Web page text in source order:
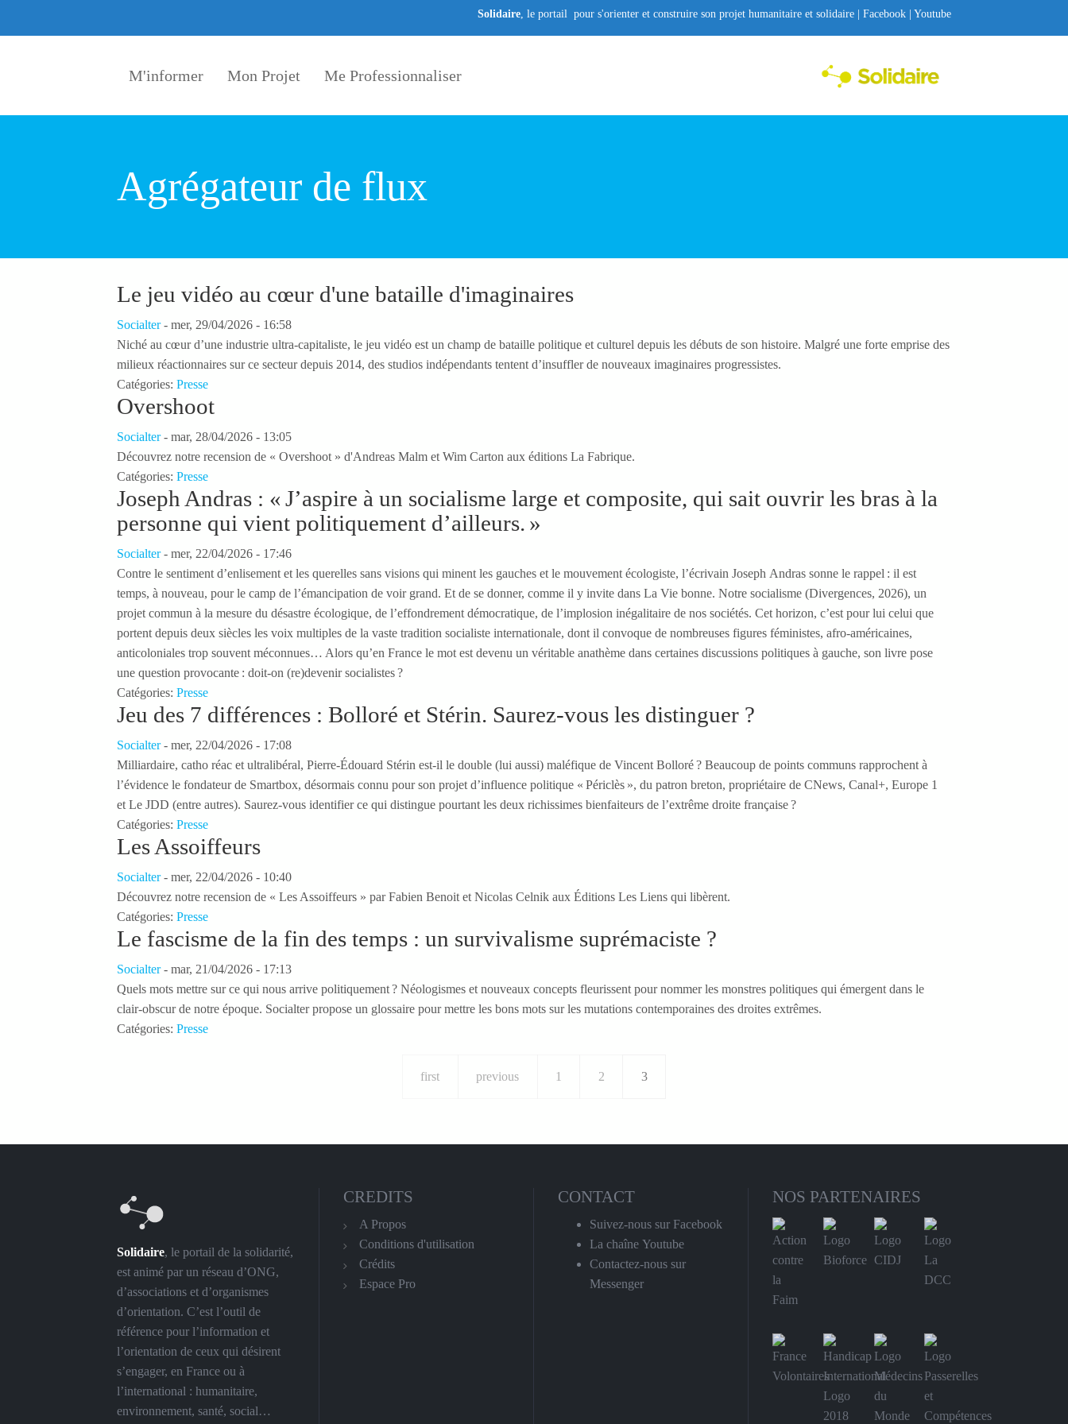
Solidaire, le portail pour s'orienter et construire son projet humanitaire et solidaire | Facebook Youtube
M'informer Mon Projet Me Professionnaliser
Agrégateur de flux
Le jeu vidéo au cœur d'une bataille d'imaginaires
Socialter- mer, 29/04/2026 - 16:58
Niché au cœur d’une industrie ultra-capitaliste, le jeu vidéo est un champ de bataille politique et culturel depuis les débuts de son histoire. Malgré une forte emprise des
milieux réactionnaires sur ce secteur depuis 2014, des studios indépendants tentent d’insuffler de nouveaux imaginaires progressistes.
Catégories: Presse
Overshoot
Socialter- mar, 28/04/2026 - 13:05
Découvrez notre recension de « Overshoot » d'Andreas Malm et Wim Carton aux éditions La Fabrique.
Catégories: Presse
Joseph Andras : « J’aspire à un socialisme large et composite, qui sait ouvrir les bras à la
personne qui vient politiquement d’ailleurs. »
Socialter- mer, 22/04/2026 - 17:46
Contre le sentiment d’enlisement et les querelles sans visions qui minent les gauches et le mouvement écologiste, l’écrivain Joseph Andras sonne le rappel : il est
temps, à nouveau, pour le camp de l’émancipation de voir grand. Et de se donner, comme il y invite dans La Vie bonne. Notre socialisme (Divergences, 2026), un
projet commun à la mesure du désastre écologique, de l’effondrement démocratique, de l’implosion inégalitaire de nos sociétés. Cet horizon, c’est pour lui celui que
portent depuis deux siècles les voix multiples de la vaste tradition socialiste internationale, dont il convoque de nombreuses figures féministes, afro-américaines,
anticoloniales trop souvent méconnues… Alors qu’en France le mot est devenu un véritable anathème dans certaines discussions politiques à gauche, son livre pose
une question provocante : doit-on (re)devenir socialistes ?
Catégories: Presse
Jeu des 7 différences : Bolloré et Stérin. Saurez-vous les distinguer ?
Socialter- mer, 22/04/2026 - 17:08
Milliardaire, catho réac et ultralibéral, Pierre-Édouard Stérin est-il le double (lui aussi) maléfique de Vincent Bolloré ? Beaucoup de points communs rapprochent à
l’évidence le fondateur de Smartbox, désormais connu pour son projet d’influence politique « Périclès », du patron breton, propriétaire de CNews, Canal+, Europe 1
et Le JDD (entre autres). Saurez-vous identifier ce qui distingue pourtant les deux richissimes bienfaiteurs de l’extrême droite française ?
Catégories: Presse
Les Assoiffeurs
Socialter- mer, 22/04/2026 - 10:40
Découvrez notre recension de « Les Assoiffeurs » par Fabien Benoit et Nicolas Celnik aux Éditions Les Liens qui libèrent.
Catégories: Presse
Le fascisme de la fin des temps : un survivalisme suprémaciste ?
Socialter- mar, 21/04/2026 - 17:13
Quels mots mettre sur ce qui nous arrive politiquement ? Néologismes et nouveaux concepts fleurissent pour nommer les monstres politiques qui émergent dans le
clair-obscur de notre époque. Socialter propose un glossaire pour mettre les bons mots sur les mutations contemporaines des droites extrêmes.
Catégories: Presse
first previous 1 2 3
Solidaire, le portail de la solidarité,
est animé par un réseau d’ONG,
d’associations et d’organismes
d’orientation. C’est l’outil de
référence pour l’information et
l’orientation de ceux qui désirent
s’engager, en France ou à
l’international : humanitaire,
environnement, santé, social…
CREDITS
A Propos
Conditions d'utilisation
Crédits
Espace Pro
CONTACT
Suivez-nous sur Facebook
La chaîne Youtube
Contactez-nous sur
Messenger
NOS PARTENAIRES